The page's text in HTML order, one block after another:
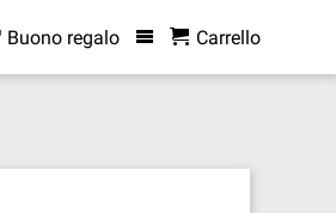
Buono regalo Carrello